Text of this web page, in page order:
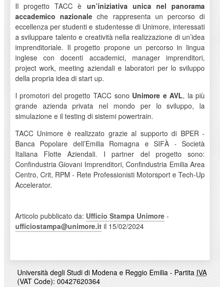
Il progetto TACC è un’iniziativa unica nel panorama
accademico nazionale che rappresenta un percorso di
eccellenza per studenti e studentesse di Unimore, interessati
a sviluppare talento e creatività nella realizzazione di un’idea
imprenditoriale. Il progetto propone un percorso in lingua
inglese con docenti accademici, manager imprenditori,
project work, meeting aziendali e laboratori per lo sviluppo
della propria idea di start up.
I promotori del progetto TACC sono Unimore e AVL, la più
grande azienda privata nel mondo per lo sviluppo, la
simulazione e il testing di sistemi powertrain.
TACC Unimore è realizzato grazie al supporto di BPER -
Banca Popolare dell’Emilia Romagna e SIFÀ - Società
Italiana Flotte Aziendali. I partner del progetto sono:
Confindustria Giovani Imprenditori, Confindustria Emilia Area
Centro, Crit, RPM - Rete Professionisti Motorsport e Tech-Up
Accelerator.
Articolo pubblicato da: Ufficio Stampa Unimore-
ufficiostampa@unimore.itil 15/02/2024
Università degli Studi di Modena e Reggio Emilia - Partita IVA
(VAT Code): 00427620364